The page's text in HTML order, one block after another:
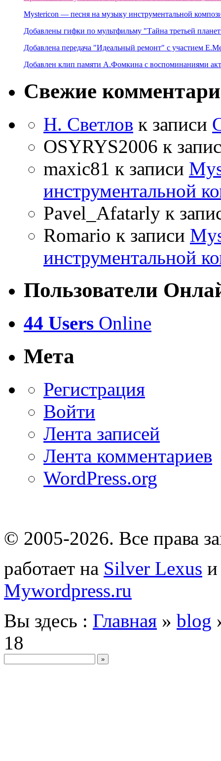
Mystericon — песня на музыку инструментальной
Добавлены гифки по мультфильму "Тайна третьей
Добавлена передача "Идеальный ремонт" с участием
Добавлен клип памяти А.Фомкина с воспоминаниями
Свежие
Н. Светлов к записи
OSYRYS2006 к
maxic81 к записи
инструментальной
Pavel_Afatarly к
Romario к записи
инструментальной
Пользователи
44 Users Online
Мета
Регистрация
Войти
Лента записей
Лента комментариев
WordPress.org
© 2005-2026. Все права
работает на Silver Lexus
Mywordpress.ru
Вы здесь : Главная » blog
18